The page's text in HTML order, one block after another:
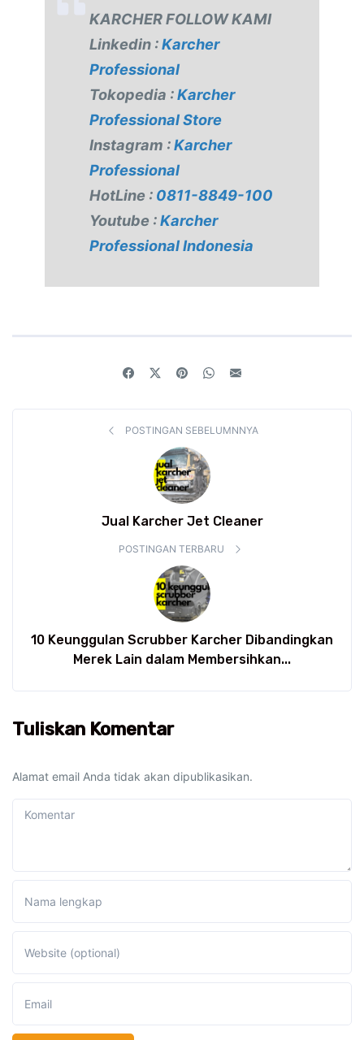
KARCHER FOLLOW KAMI
Linkedin :Karcher
Professional
Tokopedia :Karcher
Professional Store
Instagram :Karcher
Professional
HotLine : 0811-8849-100
Youtube :Karcher
Professional Indonesia
POSTINGAN SEBELUMNNYA
Jual Karcher Jet Cleaner
POSTINGAN TERBARU
10 Keunggulan Scrubber Karcher Dibandingkan
Merek Lain dalam Membersihkan...
Tuliskan Komentar
Alamat email Anda tidak akan dipublikasikan.
Komentar
Nama lengkap
Website (optional)
Email